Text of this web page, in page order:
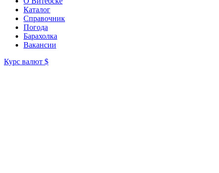
Каталог
Справочник
Погода
Барахолка
Вакансии
Курс валют $